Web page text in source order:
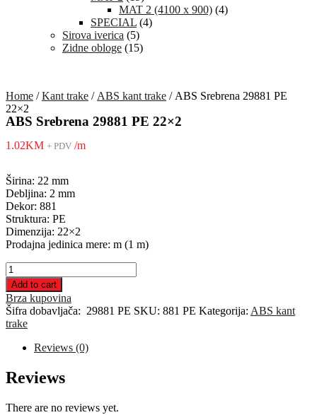
MAT 2 (4100 x 900) (4)
SPECIAL (4)
Sirova iverica (5)
Zidne obloge (15)
Home /Kant trake / ABS kant trake / ABS Srebrena 29881 PE
22×2
ABS Srebrena 29881 PE 22×2
1.02KM + PDV /m
Širina: 22 mm
Debljina: 2 mm
Dekor: 881
Struktura: PE
Dimenzija: 22×2
Prodajna jedinica mere: m (1 m)
ABS
Srebrena
29881
PE
22x2
quantity
Add to cart
Brza kupovina
Šifra dobavljača: 29881 PE SKU: 881 PE Kategorija: ABS kant
trake
Reviews (0)
Reviews
There are no reviews yet.